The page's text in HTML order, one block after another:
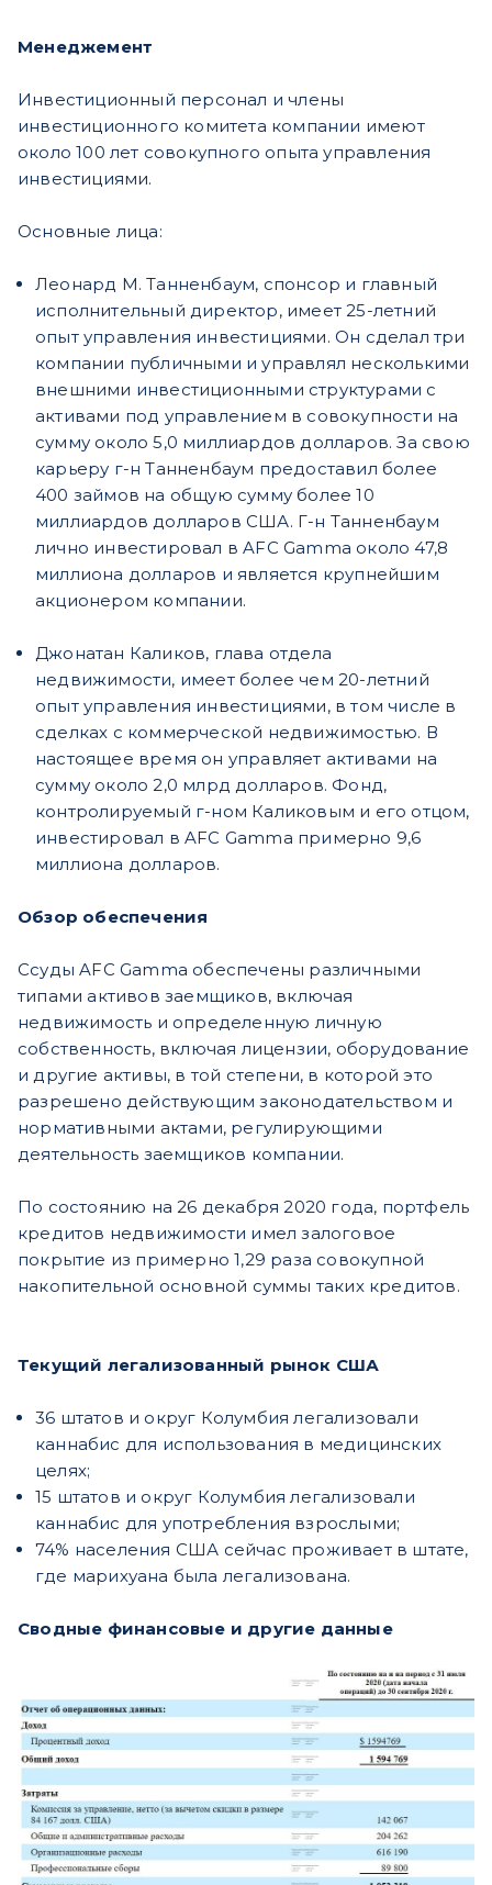
Менеджемент
Инвестиционный персонал и члены
инвестиционного комитета компании имеют
около 100 лет совокупного опыта управления
инвестициями.
Основные лица:
Леонард М. Танненбаум, спонсор и главный
исполнительный директор, имеет 25-летний
опыт управления инвестициями. Он сделал три
компании публичными и управлял несколькими
внешними инвестиционными структурами с
активами под управлением в совокупности на
сумму около 5,0 миллиардов долларов. За свою
карьеру г-н Танненбаум предоставил более
400 займов на общую сумму более 10
миллиардов долларов США. Г-н Танненбаум
лично инвестировал в AFC Gamma около 47,8
миллиона долларов и является крупнейшим
акционером компании.
Джонатан Каликов, глава отдела
недвижимости, имеет более чем 20-летний
опыт управления инвестициями, в том числе в
сделках с коммерческой недвижимостью. В
настоящее время он управляет активами на
сумму около 2,0 млрд долларов. Фонд,
контролируемый г-ном Каликовым и его отцом,
инвестировал в AFC Gamma примерно 9,6
миллиона долларов.
Обзор обеспечения
Ссуды AFC Gamma обеспечены различными
типами активов заемщиков, включая
недвижимость и определенную личную
собственность, включая лицензии, оборудование
и другие активы, в той степени, в которой это
разрешено действующим законодательством и
нормативными актами, регулирующими
деятельность заемщиков компании.
По состоянию на 26 декабря 2020 года, портфель
кредитов недвижимости имел залоговое
покрытие из примерно 1,29 раза совокупной
накопительной основной суммы таких кредитов.
Текущий легализованный рынок США
36 штатов и округ Колумбия легализовали
каннабис для использования в медицинских
целях;
15 штатов и округ Колумбия легализовали
каннабис для употребления взрослыми;
74% населения США сейчас проживает в штате,
где марихуана была легализована.
Сводные финансовые и другие данные